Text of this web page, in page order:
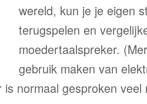
wereld, kun je je eigen
terugspelen en
moedertaalspreker.
gebruik maken van
is normaal gesproken veel